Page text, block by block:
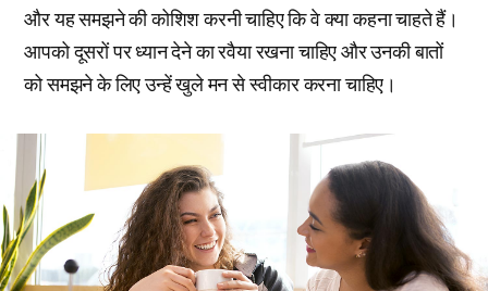
और यह समझने की कोशिश करनी चाहिए कि वे क्या कहना चाहते हैं।
आपको दूसरों पर ध्यान देने का रवैया रखना चाहिए और उनकी बातों
को समझने के लिए उन्हें खुले मन से स्वीकार करना चाहिए।